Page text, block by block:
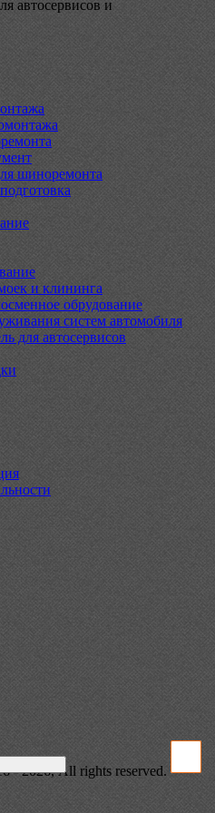
автосервисов и
шиноремонта
и клининга
обрудование
систем автомобиля
для автосервисов
- 2026, All rights reserved.